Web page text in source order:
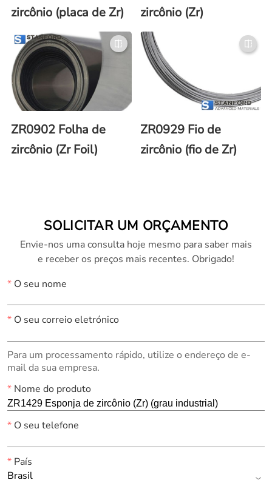
zircônio (placa de Zr)
zircônio (Zr)
ZR0902 Folha de
zircônio (Zr Foil)
ZR0929 Fio de
zircônio (fio de Zr)
SOLICITAR UM ORÇAMENTO
Envie-nos uma consulta hoje mesmo para saber mais
e receber os preços mais recentes. Obrigado!
*O seu nome
*O seu correio eletrónico
Para um processamento rápido, utilize o endereço de e-
mail da sua empresa.
*Nome do produto
*O seu telefone
*País
Brasil